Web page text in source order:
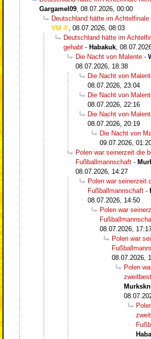
Gargamel09, 08.07.2026, 00:00
Deutschland hätte im
VM
, 08.07.2026, 08:03
Deutschland hätte im
gehabt - Habakuk,
Die Nacht von Malente -
08.07.2026, 18:38
Die Nacht von
08.07.2026, 23:04
Die Nacht von
08.07.2026, 22:16
Die Nacht von
08.07.2026, 20:19
Die Nacht von
09.07.2026,
Polen war seinerzeit die
Fußballmannschaft -
08.07.2026, 14:27
Polen war seinerzeit
Fußballmannschaft -
08.07.2026, 14:50
Polen war
08.07.2026,
Polen war
08.07.2026,
Polen